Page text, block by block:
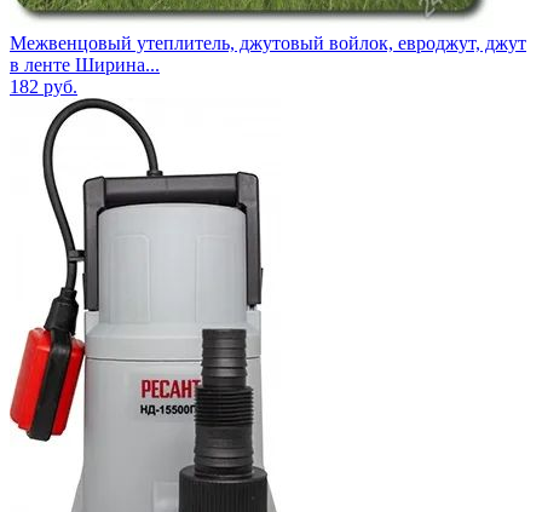
Межвенцовый утеплитель, джутовый войлок, евроджут, джут
в ленте Ширина...
182 руб.